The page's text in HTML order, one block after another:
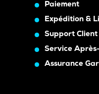
Paiement
Expédition &
Support Client
Service
Assurance